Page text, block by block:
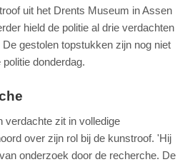
uit het Drents Museum in Assen
hield de politie al drie verdachten
gestolen topstukken zijn nog niet
donderdag.
verdachte zit in volledige
over zijn rol bij de kunstroof. 'Hij
onderzoek door de recherche. De